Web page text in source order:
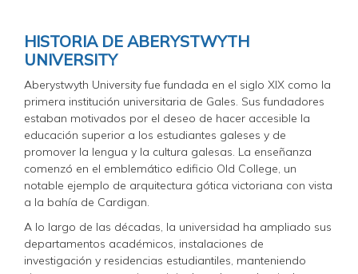
HISTORIA DE ABERYSTWYTH
UNIVERSITY
Aberystwyth University fue fundada en el siglo XIX como la
primera institución universitaria de Gales. Sus fundadores
estaban motivados por el deseo de hacer accesible la
educación superior a los estudiantes galeses y de
promover la lengua y la cultura galesas. La enseñanza
comenzó en el emblemático edificio Old College, un
notable ejemplo de arquitectura gótica victoriana con vista
a la bahía de Cardigan.
A lo largo de las décadas, la universidad ha ampliado sus
departamentos académicos, instalaciones de
investigación y residencias estudiantiles, manteniendo